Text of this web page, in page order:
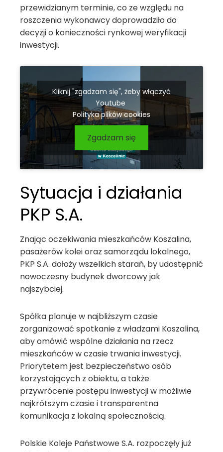
przewidzianym terminie, co ze względu na
roszczenia wykonawcy doprowadziło do
decyzji o konieczności rynkowej weryfikacji
inwestycji.
Kliknij "zgadzam się", żeby włączyć
Youtube
Polityka plików cookies
Zgadzam się
Sytuacja i działania
PKP S.A.
Znając oczekiwania mieszkańców Koszalina,
pasażerów kolei oraz samorządu lokalnego,
PKP S.A. dołoży wszelkich starań, by udostępnić
nowoczesny budynek dworcowy jak
najszybciej.
Spółka planuje w najbliższym czasie
zorganizować spotkanie z władzami Koszalina,
aby omówić wspólne działania na rzecz
mieszkańców w czasie trwania inwestycji.
Priorytetem jest bezpieczeństwo osób
korzystających z obiektu, a także
przywrócenie postępu inwestycji w możliwie
najkrótszym czasie i transparentna
komunikacja z lokalną społecznością.
Polskie Koleje Państwowe S.A. rozpoczęły już